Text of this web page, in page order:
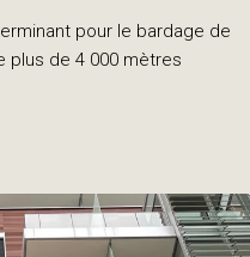
pour le bardage de
plus de 4 000 mètres